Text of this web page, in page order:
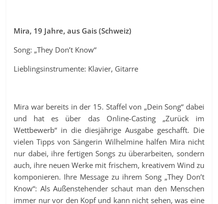
Mira, 19 Jahre, aus Gais (Schweiz)
Song: „They Don’t Know“
Lieblingsinstrumente: Klavier, Gitarre
Mira war bereits in der 15. Staffel von „Dein Song“ dabei
und hat es über das Online-Casting „Zurück im
Wettbewerb“ in die diesjährige Ausgabe geschafft. Die
vielen Tipps von Sängerin Wilhelmine halfen Mira nicht
nur dabei, ihre fertigen Songs zu überarbeiten, sondern
auch, ihre neuen Werke mit frischem, kreativem Wind zu
komponieren. Ihre Message zu ihrem Song „They Don’t
Know“: Als Außenstehender schaut man den Menschen
immer nur vor den Kopf und kann nicht sehen, was eine